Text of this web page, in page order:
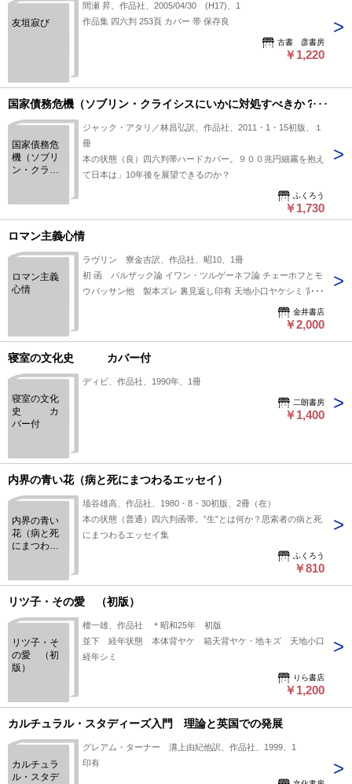
友垣寂び
間瀬 昇、作品社、2005/04/30 (H17)、1
作品集 四六判 253頁 カバー 帯 保存良
古書 彦書房
￥1,220
国家債務危機（ソブリン・クライシスにいかに対処すべきか？）
国家債務危
機（ソブリ
ン・クライ
きか？）
ジャック・アタリ／林昌弘訳、作品社、2011・1・15初版、１
冊
本の状態（良）四六判帯ハードカバー。９００兆円細霧を抱え
て日本は」10年後を展望できるのか？
ふくろう
￥1,730
ロマン主義心情
ロマン主義
心情
ラヴリン 寮金吉訳、作品社、昭10、1冊
初 函 バルザック論 イワン・ツルゲーネフ論 チェーホフとモ
ウパッサン他 製本ズレ 裏見返し印有 天地小口ヤケシミ 背ヤ
金井書店
￥2,000
寝室の文化史 カバー付
寝室の文化
史 カ
バー付
ディビ、作品社、1990年、1冊
二朗書房
￥1,400
内界の青い花（病と死にまつわるエッセイ）
内界の青い
花（病と死
にまつわる
埴谷雄高、作品社、1980・8・30初版、2冊（在）
本の状態（普通）四六判函帯。”生”とは何か？思索者の病と死
にまつわるエッセイ集
ふくろう
￥810
リツ子・その愛 （初版）
リツ子・そ
の愛 （初
版）
檀一雄、作品社 ＊昭和25年 初版
並下 経年状態 本体背ヤケ 箱天背ヤケ・地キズ 天地小口
経年シミ
りら書店
￥1,200
カルチュラル・スタディーズ入門 理論と英国での発展
カルチュラ
ル・スタデ
グレアム・ターナー 溝上由紀他訳、作品社、1999、1
印有